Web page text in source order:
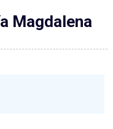
Magdalena